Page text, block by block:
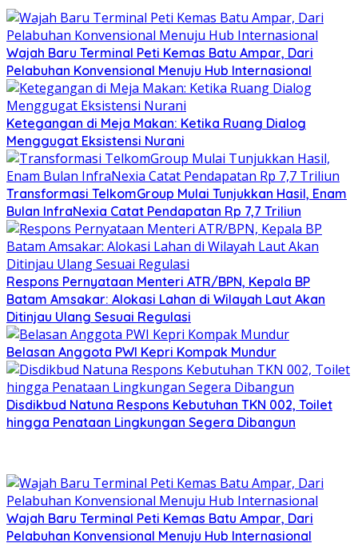
Wajah Baru Terminal Peti Kemas Batu Ampar, Dari
Pelabuhan Konvensional Menuju Hub Internasional
Ketegangan di Meja Makan: Ketika Ruang Dialog
Menggugat Eksistensi Nurani
Transformasi TelkomGroup Mulai Tunjukkan Hasil, Enam
Bulan InfraNexia Catat Pendapatan Rp 7,7 Triliun
Respons Pernyataan Menteri ATR/BPN, Kepala BP
Batam Amsakar: Alokasi Lahan di Wilayah Laut Akan
Ditinjau Ulang Sesuai Regulasi
Belasan Anggota PWI Kepri Kompak Mundur
Disdikbud Natuna Respons Kebutuhan TKN 002, Toilet
hingga Penataan Lingkungan Segera Dibangun
Wajah Baru Terminal Peti Kemas Batu Ampar, Dari
Pelabuhan Konvensional Menuju Hub Internasional